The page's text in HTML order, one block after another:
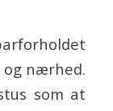
nærhed.
som at